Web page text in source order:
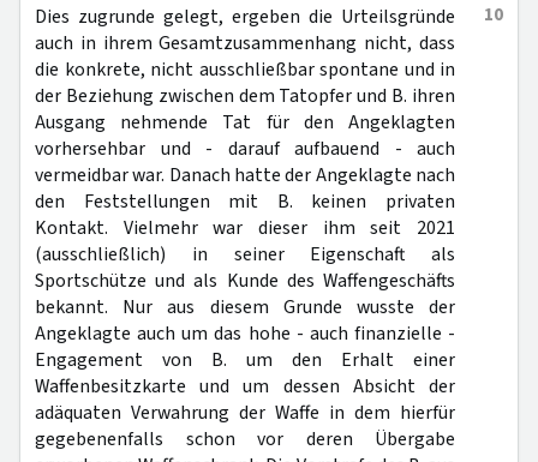
10
Dies zugrunde gelegt, ergeben die Urteilsgründe
auch in ihrem Gesamtzusammenhang nicht, dass
die konkrete, nicht ausschließbar spontane und in
der Beziehung zwischen dem Tatopfer und B. ihren
Ausgang nehmende Tat für den Angeklagten
vorhersehbar und - darauf aufbauend - auch
vermeidbar war. Danach hatte der Angeklagte nach
den Feststellungen mit B. keinen privaten
Kontakt. Vielmehr war dieser ihm seit 2021
(ausschließlich) in seiner Eigenschaft als
Sportschütze und als Kunde des Waffengeschäfts
bekannt. Nur aus diesem Grunde wusste der
Angeklagte auch um das hohe - auch finanzielle -
Engagement von B. um den Erhalt einer
Waffenbesitzkarte und um dessen Absicht der
adäquaten Verwahrung der Waffe in dem hierfür
gegebenenfalls schon vor deren Übergabe